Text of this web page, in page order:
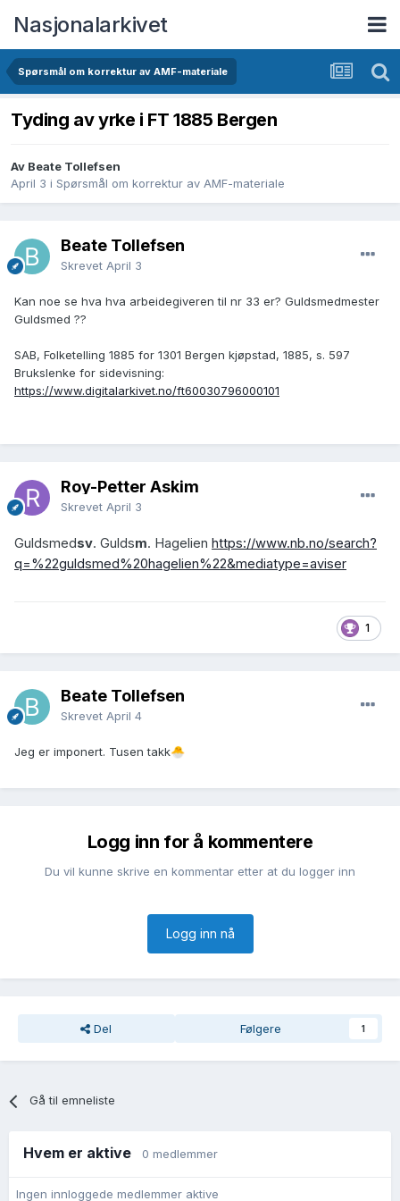
Nasjonalarkivet
Spørsmål om korrektur av AMF-materiale
Tyding av yrke i FT 1885 Bergen
Av Beate Tollefsen
April 3 i Spørsmål om korrektur av AMF-materiale
Beate Tollefsen
Skrevet April 3
Kan noe se hva hva arbeidegiveren til nr 33 er? Guldsmedmester
Guldsmed ??
SAB, Folketelling 1885 for 1301 Bergen kjøpstad, 1885, s. 597
Brukslenke for sidevisning:
https://www.digitalarkivet.no/ft60030796000101
Roy-Petter Askim
Skrevet April 3
Guldsmedsv. Guldsm. Hagelien https://www.nb.no/search?
q=%22guldsmed%20hagelien%22&mediatype=aviser
1
Beate Tollefsen
Skrevet April 4
Jeg er imponert. Tusen takk🐣
Logg inn for å kommentere
Du vil kunne skrive en kommentar etter at du logger inn
Logg inn nå
Del Følgere 1
Gå til emneliste
Hvem er aktive 0 medlemmer
Ingen innloggede medlemmer aktive